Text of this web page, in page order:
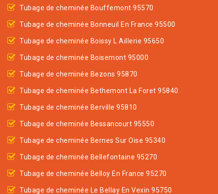
Tubage de cheminée Bouffemont 95570
Tubage de cheminée Bonneuil En France 95500
Tubage de cheminée Boissy L Aillerie 95650
Tubage de cheminée Boisemont 95000
Tubage de cheminée Bezons 95870
Tubage de cheminée Bethemont La Foret 95840
Tubage de cheminée Berville 95810
Tubage de cheminée Bessancourt 95550
Tubage de cheminée Bernes Sur Oise 95340
Tubage de cheminée Bellefontaine 95270
Tubage de cheminée Belloy En France 95270
Tubage de cheminée Le Bellay En Vexin 95750